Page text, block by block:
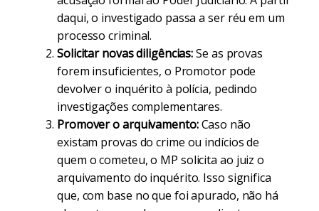
daqui, o investigado passa a ser réu em um
processo criminal.
Solicitar novas diligências:Se as provas
forem insuficientes, o Promotor pode
devolver o inquérito à polícia, pedindo
investigações complementares.
Promover o arquivamento:Caso não
existam provas do crime ou indícios de
quem o cometeu, o MP solicita ao juiz o
arquivamento do inquérito. Isso significa
que, com base no que foi apurado, não há